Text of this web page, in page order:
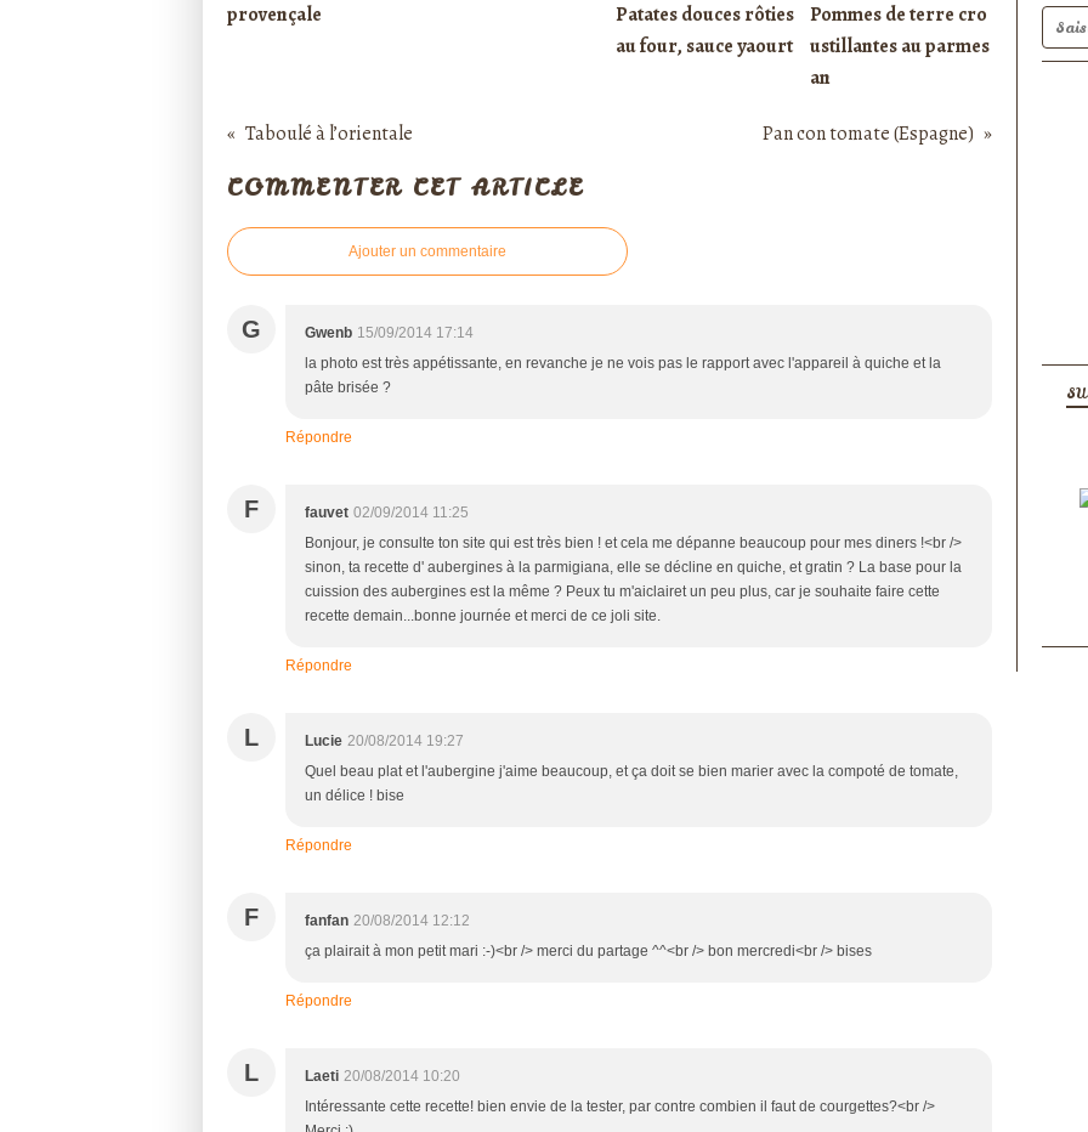
provençale
Patates douces rôties
au four, sauce yaourt
Pommes de terre cro
ustillantes au parmes
an
Taboulé à l’orientale Pan con tomate (Espagne)
COMMENTER CET ARTICLE
Ajouter un commentaire
G Gwenb 15/09/2014 17:14
la photo est très appétissante, en revanche je ne vois pas le rapport avec l'appareil à quiche et la
pâte brisée ?
Répondre
F fauvet 02/09/2014 11:25
Bonjour, je consulte ton site qui est très bien ! et cela me dépanne beaucoup pour mes diners !<br />
sinon, ta recette d' aubergines à la parmigiana, elle se décline en quiche, et gratin ? La base pour la
cuission des aubergines est la même ? Peux tu m'aiclairet un peu plus, car je souhaite faire cette
recette demain...bonne journée et merci de ce joli site.
Répondre
L Lucie 20/08/2014 19:27
Quel beau plat et l'aubergine j'aime beaucoup, et ça doit se bien marier avec la compoté de tomate,
un délice ! bise
Répondre
F fanfan 20/08/2014 12:12
ça plairait à mon petit mari :-)<br /> merci du partage ^^<br /> bon mercredi<br /> bises
Répondre
L Laeti 20/08/2014 10:20
Intéressante cette recette! bien envie de la tester, par contre combien il faut de courgettes?<br />